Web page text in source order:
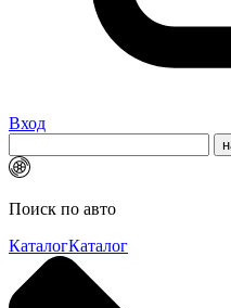
Вход
Поиск по авто
КаталогКаталог